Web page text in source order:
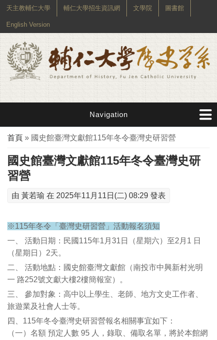
天主教輔仁大學 輔仁大學招生資訊網 文學院 圖書館
English Version
Navigation
您在這裡
首頁 » 國史館臺灣文獻館115年冬令臺灣史研習營
國史館臺灣文獻館115年冬令臺灣史研
習營
由 黃若瑜 在 2025年11月11日(二) 08:29 發表
※115年冬令「臺灣史研習營」活動報名須知
一、 活動日期：民國115年1月31日（星期六）至2月1 日
（星期日）2天。
二、 活動地點：國史館臺灣文獻館（南投市中興新村光明
一 路252號文獻大樓2樓簡報室）。
三、 參加對象：高中以上學生、老師、地方文史工作者、
旅遊業及社會人士等。
四、115年冬令臺灣史研習營報名相關事宜如下：
（一）名額 預定人數 95 人，錄取、備取名單，將於本館網